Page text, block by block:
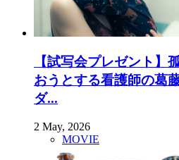
【試写会プレゼント】
おうとする看護師の葛
ダ...
2 May, 2026
MOVIE